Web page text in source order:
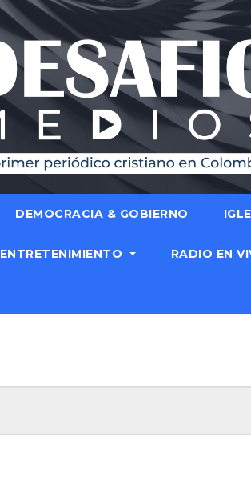
DEMOCRACIA & GOBIERNO
ENTRETENIMIENTO RADIO EN